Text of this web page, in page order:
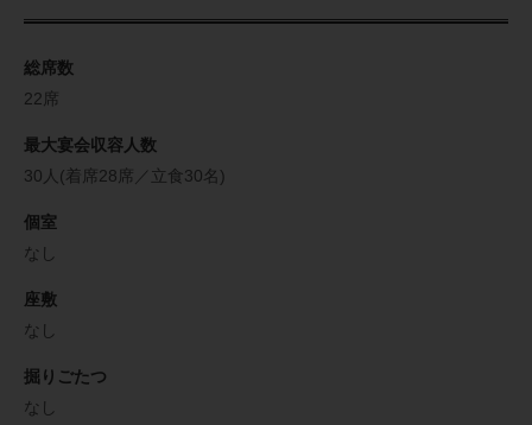
総席数
22席
最大宴会収容人数
30人(着席28席／立食30名)
個室
なし
座敷
なし
掘りごたつ
なし